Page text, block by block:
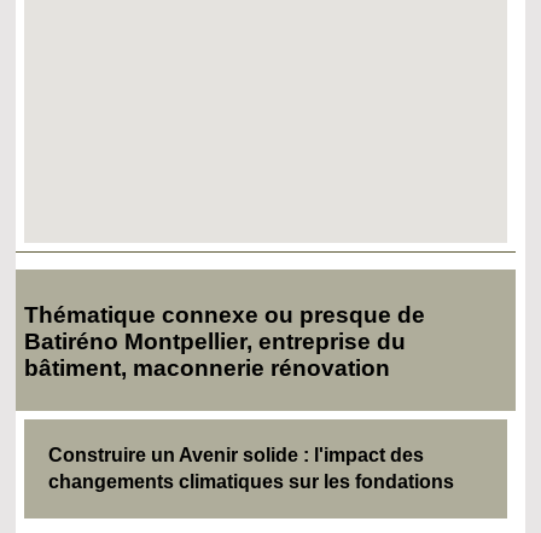
Thématique connexe ou presque de
Batiréno Montpellier, entreprise du
bâtiment, maconnerie rénovation
Construire un Avenir solide : l'impact des
changements climatiques sur les fondations